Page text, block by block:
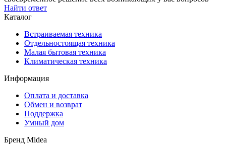
Найти ответ
Каталог
Встраиваемая техника
Отдельностоящая техника
Малая бытовая техника
Климатическая техника
Информация
Оплата и доставка
Обмен и возврат
Поддержка
Умный дом
Бренд Midea